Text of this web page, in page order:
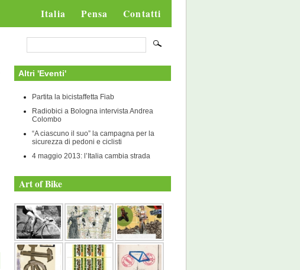
Italia Pensa Contatti
Altri 'Eventi'
Partita la bicistaffetta Fiab
Radiobici a Bologna intervista Andrea
Colombo
“A ciascuno il suo” la campagna per la
sicurezza di pedoni e ciclisti
4 maggio 2013: l’Italia cambia strada
Art of Bike